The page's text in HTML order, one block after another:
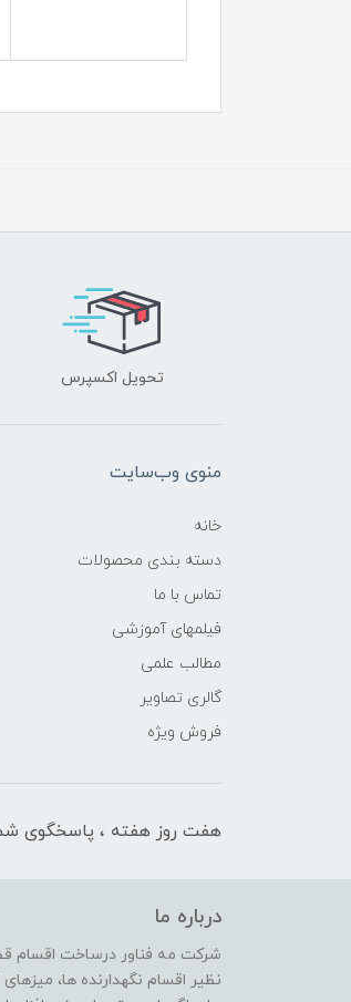
تحویل اکسپرس
منوی وب‌سایت
خانه
دسته بندی محصولات
تماس با ما
فیلمهای آموزشی
مطالب علمی
گالری تصاویر
فروش ویژه
هفت روز هفته ، پاسخگوی
درباره ما
شرکت مه فناور درساخت اقسام
نظیر اقسام نگهدارنده ها،